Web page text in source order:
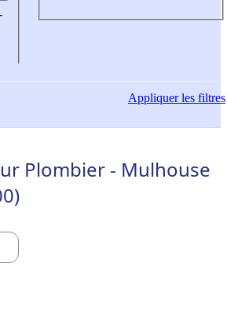
Appliquerles filtres
Plombier - Mulhouse